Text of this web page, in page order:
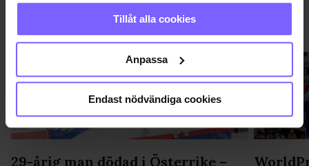
Samla in information om din geografiska plats
som kan ha en noggrannhet på upp till flera meter
Identifiera din enhet genom att aktivt skanna den
för specifika kännetecken (fingeravtryck)
Ta reda på mer om hur dina personliga uppgifter
Du kan ändra eller dra tillbaka ditt samtycke när som
helst från cookie-förklaringen.
Vi använder enhetsidentifierare för att anpassa innehållet
Tillåt alla cookies
Anpassa
Endast nödvändiga cookies
29-årig man dödad i Österrike –